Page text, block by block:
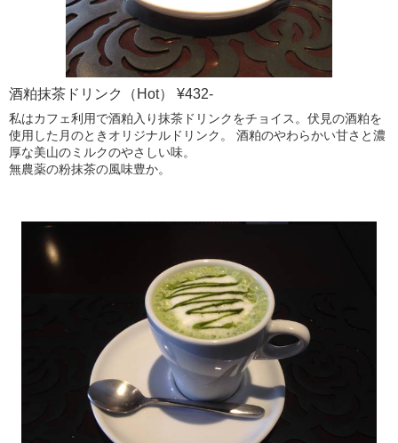
酒粕抹茶ドリンク（Hot） ¥432-
私はカフェ利用で酒粕入り抹茶ドリンクをチョイス。伏見の酒粕を
使用した月のときオリジナルドリンク。 酒粕のやわらかい甘さと濃
厚な美山のミルクのやさしい味。
無農薬の粉抹茶の風味豊か。